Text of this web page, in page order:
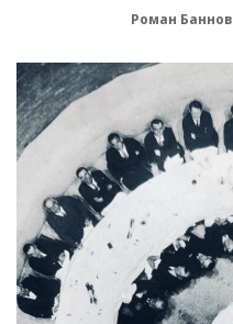
Роман Баннов